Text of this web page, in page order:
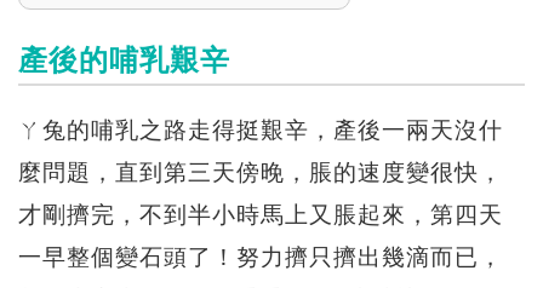
產後的哺乳艱辛
ㄚ兔的哺乳之路走得挺艱辛，產後一兩天沒什
麼問題，直到第三天傍晚，脹的速度變很快，
才剛擠完，不到半小時馬上又脹起來，第四天
一早整個變石頭了！努力擠只擠出幾滴而已，